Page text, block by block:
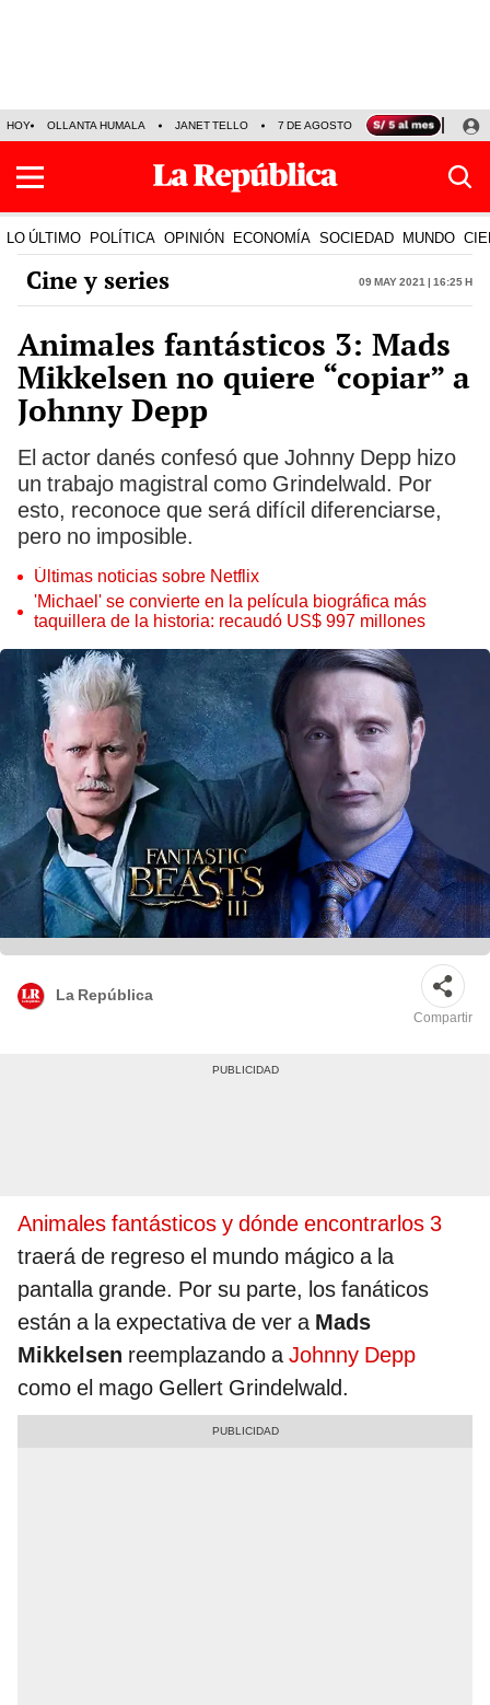
HOY OLLANTA HUMALA JANET TELLO 7 DE AGOSTO TINKA RESULTADOS
LO ÚLTIMO POLÍTICA OPINIÓN ECONOMÍA SOCIEDAD MUNDO
Cine y series 09 May 2021 | 16:25 h
Animales fantásticos 3: Mads
Mikkelsen no quiere “copiar” a
Johnny Depp
El actor danés confesó que Johnny Depp hizo
un trabajo magistral como Grindelwald. Por
esto, reconoce que será difícil diferenciarse,
pero no imposible.
Últimas noticias sobre Netflix
'Michael' se convierte en la película biográfica más
taquillera de la historia: recaudó US$ 997 millones
La República
Compartir
Animales fantásticos y dónde encontrarlos 3
traerá de regreso el mundo mágico a la
pantalla grande. Por su parte, los fanáticos
están a la expectativa de ver a Mads
Mikkelsen reemplazando aJohnny Depp
como el mago Gellert Grindelwald.